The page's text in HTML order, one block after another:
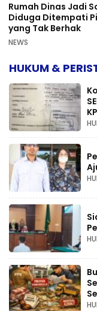
Rumah Dinas Jadi
Diduga Ditempati
yang Tak Berhak
NEWS
HUKUM &